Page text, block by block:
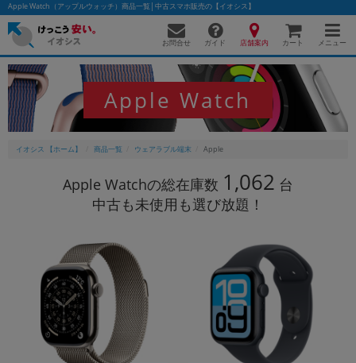
Apple Watch（アップルウォッチ）商品一覧│中古スマホ販売の【イオシス】
お問合せ ガイド 店舗案内 カート メニュー
Apple Watch
イオシス 【ホーム】 商品一覧 ウェアラブル端末 Apple
Apple Watchの総在庫数 1,062 台
中古も未使用も選び放題！
かんたんパソコン検索に切り替える
フリーワード
Let's noteEliteBook
カテゴリー
商品ジャンルの絞り込み
「スマートフォン」「タブレット」など
シリーズ
商品シリーズ名・ブランド名の絞り込み。
「iPhone」「Xperia」「Galaxy」など